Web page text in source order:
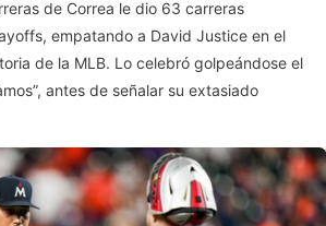
de Correa le dio 63 carreras
empatando a David Justice en el
de la MLB. Lo celebró golpeándose el
antes de señalar su extasiado